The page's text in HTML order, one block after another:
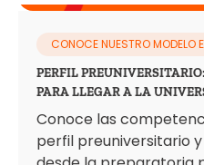
CONOCE NUESTRO MODELO
PERFIL
PARA LLEGAR A LA
Conoce las
perfil preuniversitario